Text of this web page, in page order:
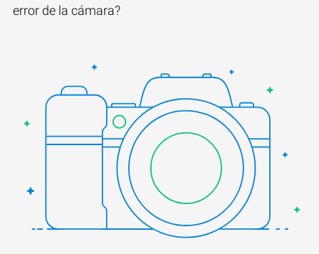
error de la cámara?